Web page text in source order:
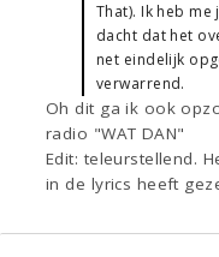
That). Ik heb
dacht dat het
net eindelijk
verwarrend.
Oh dit ga ik ook
radio "WAT DAN"
Edit: teleurstellend.
in de lyrics heeft